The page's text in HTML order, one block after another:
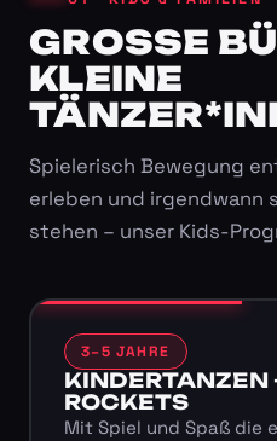
GROSSE
LEINE T
Spielerisch Bewegung
erleben und irgendwann
stehen – unser Kids-
3–5 JAHRE
KINDERTANZEN
ROCKETS
Mit Spiel und Spaß die